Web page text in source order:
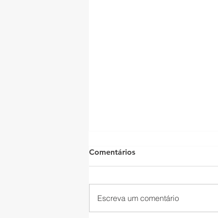
Comentários
Escreva um comentário